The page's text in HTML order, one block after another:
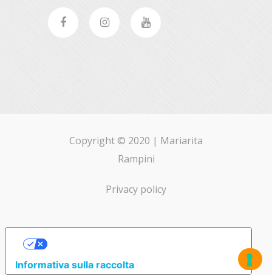
Copyright © 2020 | Mariarita
Rampini
Privacy policy
Informativa sulla raccolta
Le Tue Preferenze Relative Alla Privacy